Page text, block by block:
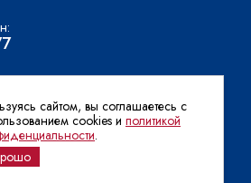
с 9:00 до 18:00 (суббота и
дни).
шоссе 17Д оф. 3-01
сайтом, вы соглашаетесь с
cookies и политикой
.